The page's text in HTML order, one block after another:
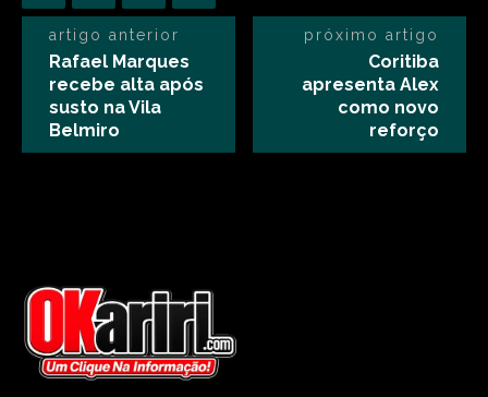
artigo anterior
Rafael Marques
recebe alta após
susto na Vila
Belmiro
próximo artigo
Coritiba
apresenta Alex
como novo
reforço